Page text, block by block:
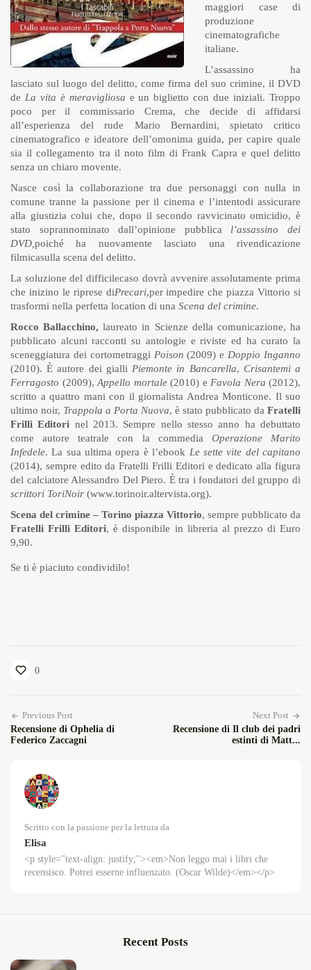
maggiori case di
produzione
cinematografiche
italiane.
L’assassino ha
lasciato sul luogo del delitto, come firma del suo crimine, il DVD
de La vita è meravigliosa e un biglietto con due iniziali. Troppo
poco per il commissario Crema, che decide di affidarsi
all’esperienza del rude Mario Bernardini, spietato critico
cinematografico e ideatore dell’omonima guida, per capire quale
sia il collegamento tra il noto film di Frank Capra e quel delitto
senza un chiaro movente.
Nasce così la collaborazione tra due personaggi con nulla in
comune tranne la passione per il cinema e l’intentodi assicurare
alla giustizia colui che, dopo il secondo ravvicinato omicidio, è
stato soprannominato dall’opinione pubblica l’assassino dei
DVD, poiché ha nuovamente lasciato una rivendicazione
filmicasulla scena del delitto.
La soluzione del difficilecaso dovrà avvenire assolutamente prima
che inizino le riprese diPrecari,per impedire che piazza Vittorio si
trasformi nella perfetta location di una Scena del crimine.
Rocco Ballacchino, laureato in Scienze della comunicazione, ha
pubblicato alcuni racconti su antologie e riviste ed ha curato la
sceneggiatura dei cortometraggi Poison (2009) e Doppio Inganno
(2010). È autore dei gialli Piemonte in Bancarella, Crisantemi a
Ferragosto (2009), Appello mortale(2010) e Favola Nera (2012),
scritto a quattro mani con il giornalista Andrea Monticone. Il suo
ultimo noir, Trappola a Porta Nuova, è stato pubblicato da Fratelli
Frilli Editori nel 2013. Sempre nello stesso anno ha debuttato
come autore teatrale con la commedia Operazione Marito
Infedele. La sua ultima opera è l’ebook Le sette vite del capitano
(2014), sempre edito da Fratelli Frilli Editori e dedicato alla figura
del calciatore Alessandro Del Piero. È tra i fondatori del gruppo di
scrittori ToriNoir (www.torinoir.altervista.org).
Scena del crimine – Torino piazza Vittorio, sempre pubblicato da
Fratelli Frilli Editori, è disponibile in libreria al prezzo di Euro
9,90.
Se ti è piaciuto condividilo!
0
Previous Post
Recensione di Ophelia di
Federico Zaccagni
Next Post
Recensione di Il club dei padri
estinti di Matt...
Scritto con la passione per la lettura da
Elisa
<p style="text-align: justify;"><em>Non leggo mai i libri che
recensisco. Potrei esserne influenzato. (Oscar Wilde)</em></p>
Recent Posts